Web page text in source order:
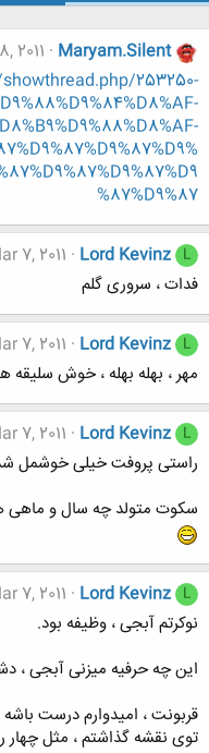
Maryam.Silent
2011
253250-
%87%D9%87
L
Lord Kevinz
7, 2011
فدات ، سروری گلم
L
Lord Kevinz
7, 2011
مهر ، بهله بهله ، خوش سلیقه
L
Lord Kevinz
7, 2011
راستی پروفت خیلی خوشمل
سکوت متولد چه سال و ماهی
L
Lord Kevinz
7, 2011
نوکرتم آبجی ، وظیفه بود.
این چه حرفیه میزنی آبجی ،
قربونت ، امیدوارم درست
توی نقشه گذاشتم ، مثل چهار